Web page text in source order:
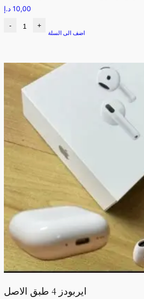
10,00 د.إ
- +
اضف الى السلة
ايربودز 4 طبق الاصل